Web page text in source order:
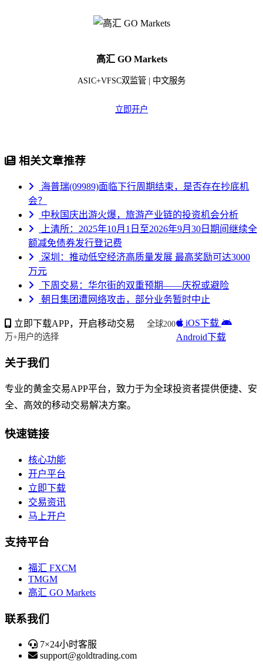
高汇 GO Markets
ASIC+VFSC双监管 | 中文服务
立即开户
相关文章推荐
海普瑞(09989)面临下行周期结束，是否存在抄底机
会？
中秋国庆出游火爆，旅游产业链的投资机会分析
上清所：2025年10月1日至2026年9月30日期间继续全
额减免债券发行登记费
深圳：推动低空经济高质量发展 最高奖励可达3000
万元
下周交易：华尔街的双重预期——庆祝或避险
朝日集团遭网络攻击，部分业务暂时中止
立即下载APP，开启移动交易
全球200
万+用户的选择
iOS下载
Android下载
关于我们
专业的黄金交易APP平台，致力于为全球投资者提供便捷、安
全、高效的移动交易解决方案。
快速链接
核心功能
开户平台
立即下载
交易资讯
马上开户
支持平台
福汇 FXCM
TMGM
高汇 GO Markets
联系我们
7×24小时客服
support@goldtrading.com